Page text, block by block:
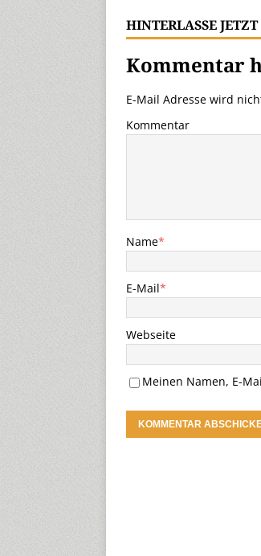
HINTERLASSE
Kommentar
E-Mail Adresse wird
Kommentar
Name*
E-Mail*
Webseite
Meinen Namen, E-